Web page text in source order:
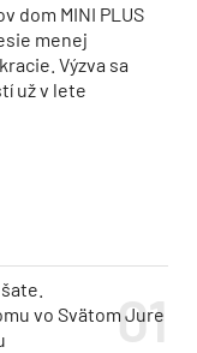
dom MINI PLUS
menej
Výzva sa
už v lete
vo Svätom Jure